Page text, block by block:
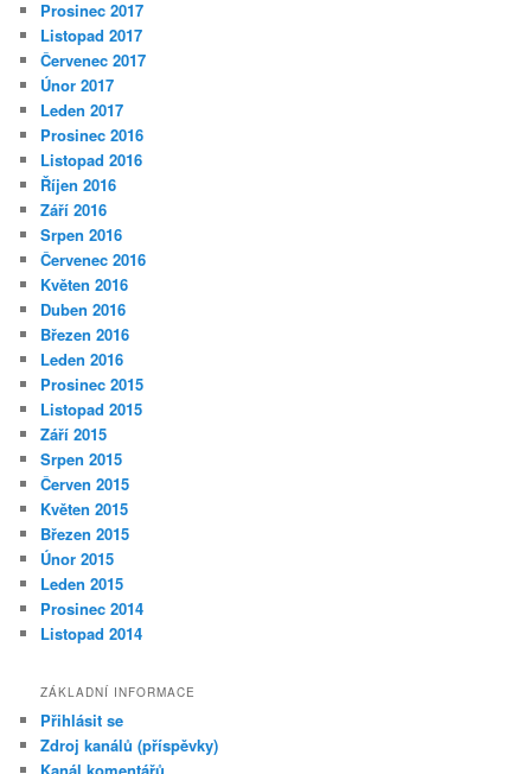
Prosinec 2017
Listopad 2017
Červenec 2017
Únor 2017
Leden 2017
Prosinec 2016
Listopad 2016
Říjen 2016
Září 2016
Srpen 2016
Červenec 2016
Květen 2016
Duben 2016
Březen 2016
Leden 2016
Prosinec 2015
Listopad 2015
Září 2015
Srpen 2015
Červen 2015
Květen 2015
Březen 2015
Únor 2015
Leden 2015
Prosinec 2014
Listopad 2014
ZÁKLADNÍ INFORMACE
Přihlásit se
Zdroj kanálů (příspěvky)